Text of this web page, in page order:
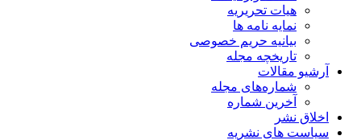
هیات تحریریه
نمایه نامه ها
بیانیه حریم خصوصی
تاریخچه مجله
آرشیو مقالات
شماره‌های مجله
آخرین شماره
اخلاق نشر
سیاست های نشریه